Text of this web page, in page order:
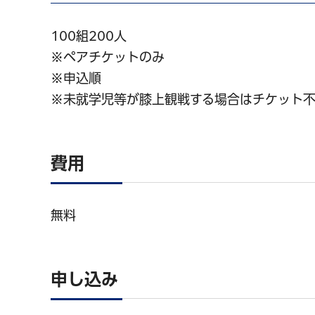
100組200人
※ペアチケットのみ
※申込順
※未就学児等が膝上観戦する場合はチケット
費用
無料
申し込み